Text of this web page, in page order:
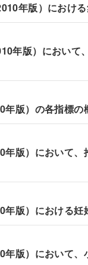
年版）における
年版）において
版）の各指標の
版）において
版）における妊
版）において、